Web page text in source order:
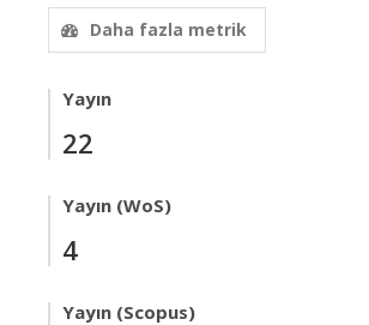
Daha fazla metrik
Yayın
22
Yayın (WoS)
4
Yayın (Scopus)